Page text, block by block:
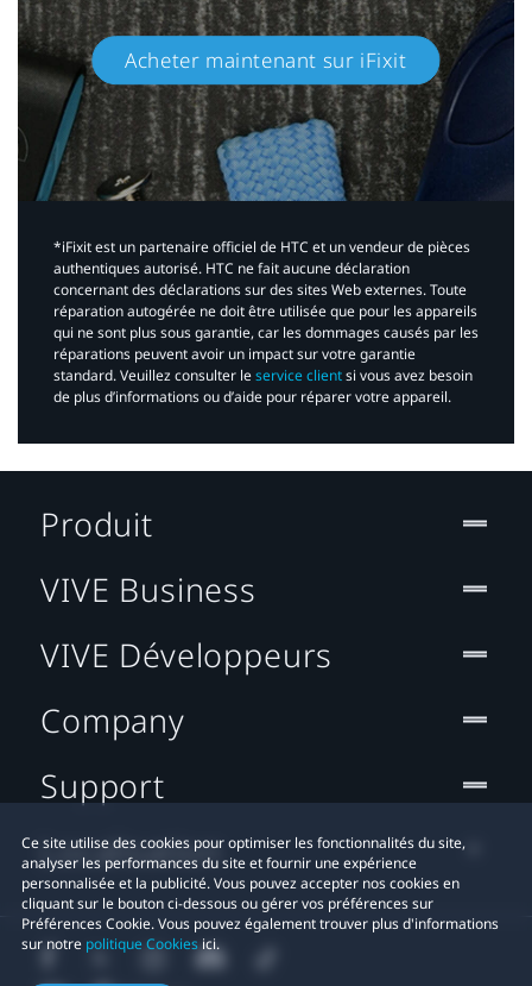
Acheter maintenant sur iFixit​
*iFixit est un partenaire officiel de HTC et un vendeur de pièces
authentiques autorisé. HTC ne fait aucune déclaration
concernant des déclarations sur des sites Web externes. Toute
réparation autogérée ne doit être utilisée que pour les appareils
qui ne sont plus sous garantie, car les dommages causés par les
réparations peuvent avoir un impact sur votre garantie
standard. Veuillez consulter leservice clientsi vous avez besoin
de plus d’informations ou d’aide pour réparer votre appareil.​
Ce site utilise des cookies pour optimiser les fonctionnalités du site,
analyser les performances du site et fournir une expérience
personnalisée et la publicité. Vous pouvez accepter nos cookies en
cliquant sur le bouton ci-dessous ou gérer vos préférences sur
Préférences Cookie. Vous pouvez également trouver plus d'informations
sur notre politique Cookiesici.
Produit
VIVE Business
VIVE Développeurs
Company
Support
Localisation